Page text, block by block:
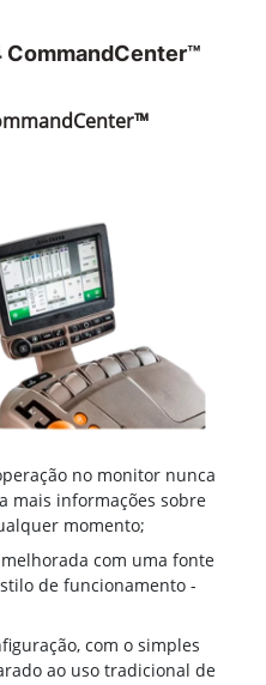
no monitor nunca
mais informações sobre
momento;
com uma fonte
de funcionamento -
com o simples
ao uso tradicional de